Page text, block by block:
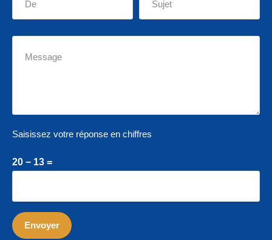
Saisissez votre réponse en chiffres
20 − 13 =